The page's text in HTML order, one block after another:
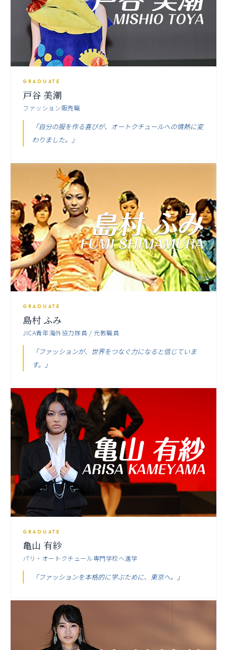
GRADUATE
戸谷 美潮
ファッション販売職
「自分の服を作る喜びが、オートクチュールへの情熱に変
わりました。」
GRADUATE
島村 ふみ
JICA青年海外協力隊員 / 元教職員
「ファッションが、世界をつなぐ力になると信じていま
す。」
GRADUATE
亀山 有紗
パリ・オートクチュール専門学校へ進学
「ファッションを本格的に学ぶために、東京へ。」